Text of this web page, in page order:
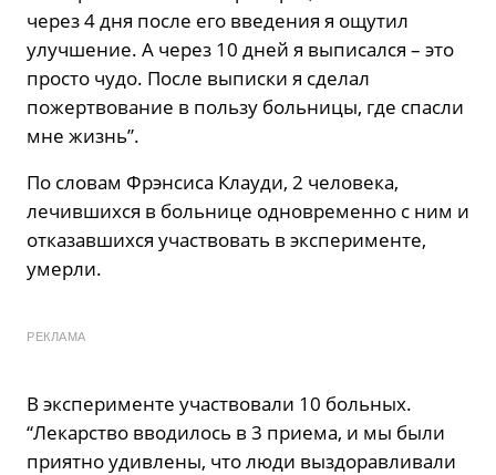
через 4 дня после его введения я ощутил
улучшение. А через 10 дней я выписался – это
просто чудо. После выписки я сделал
пожертвование в пользу больницы, где спасли
мне жизнь”.
По словам Фрэнсиса Клауди, 2 человека,
лечившихся в больнице одновременно с ним и
отказавшихся участвовать в эксперименте,
умерли.
РЕКЛАМА
В эксперименте участвовали 10 больных.
“Лекарство вводилось в 3 приема, и мы были
приятно удивлены, что люди выздоравливали